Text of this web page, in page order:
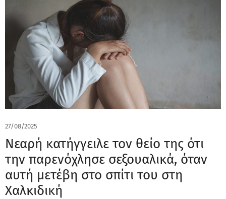
27/08/2025
Νεαρή κατήγγειλε τον θείο της ότι
την παρενόχλησε σεξουαλικά, όταν
αυτή μετέβη στο σπίτι του στη
Χαλκιδική